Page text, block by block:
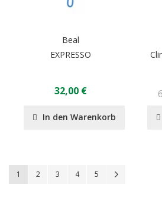
Beal
EXPRESSO
32,00 €
In den Warenkorb
Sie lesen gerade Seite
1 Seite
2 Seite
3 Seite
4 Seite
5